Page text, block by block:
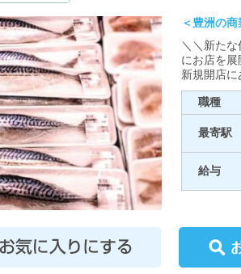
＜豊洲の
＼＼新た
にお店を
新規開店に
職種
最寄駅
給与